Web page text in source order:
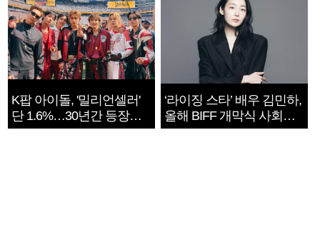
K팝 아이돌, '밀리언셀러'
단 1.6%…30년간 등장
1182개팀 전수조사
‘라이징 스타’ 배우 김민하,
올해 BIFF 개막식 사회자
확정